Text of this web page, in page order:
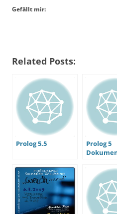
Gefällt mir:
Related Posts:
Prolog 5.5
Prolog 5